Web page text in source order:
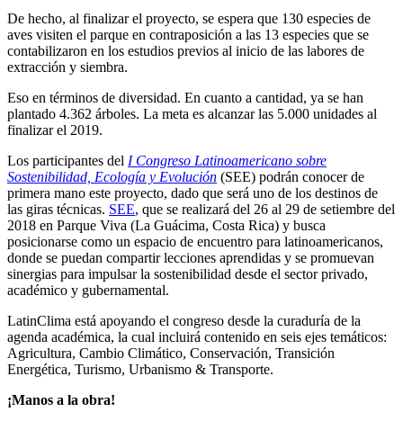
De hecho, al finalizar el proyecto, se espera que 130 especies de
aves visiten el parque en contraposición a las 13 especies que se
contabilizaron en los estudios previos al inicio de las labores de
extracción y siembra.
Eso en términos de diversidad. En cuanto a cantidad, ya se han
plantado 4.362 árboles. La meta es alcanzar las 5.000 unidades al
finalizar el 2019.
Los participantes del I Congreso Latinoamericano sobre
Sostenibilidad, Ecología y Evolución (SEE) podrán conocer de
primera mano este proyecto, dado que será uno de los destinos de
las giras técnicas. SEE, que se realizará del 26 al 29 de setiembre del
2018 en Parque Viva (La Guácima, Costa Rica) y busca
posicionarse como un espacio de encuentro para latinoamericanos,
donde se puedan compartir lecciones aprendidas y se promuevan
sinergias para impulsar la sostenibilidad desde el sector privado,
académico y gubernamental.
LatinClima está apoyando el congreso desde la curaduría de la
agenda académica, la cual incluirá contenido en seis ejes temáticos:
Agricultura, Cambio Climático, Conservación, Transición
Energética, Turismo, Urbanismo & Transporte.
¡Manos a la obra!